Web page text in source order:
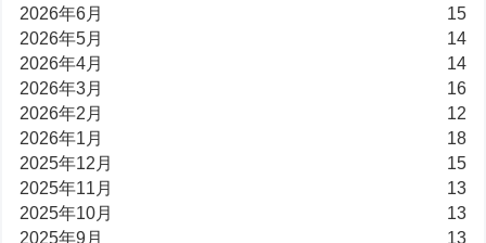
2026年6月
15
2026年5月
14
2026年4月
14
2026年3月
16
2026年2月
12
2026年1月
18
2025年12月
15
2025年11月
13
2025年10月
13
2025年9月
13